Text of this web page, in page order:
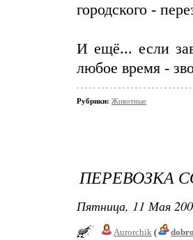
городского -
И ещё... если
любое время -
Рубрики: Животные
ПЕРЕВОЗКА
Пятница, 11 Мая
Aurorchik (